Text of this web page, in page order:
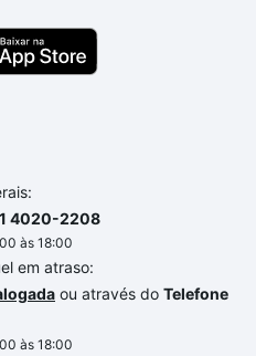
dos seus sonhos com
com você até as
4020-2208
às 18:00
em atraso:
ou através do Telefone
às 18:00